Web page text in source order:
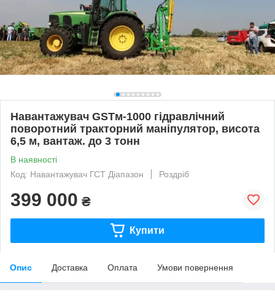
Навантажувач GSTм-1000 гідравлічний
поворотний тракторний маніпулятор, висота
6,5 м, вантаж. до 3 тонн
В наявності
Код: Навантажувач ГСТ Діапазон
Роздріб
399 000 ₴
Купити
Опис Доставка Оплата Умови повернення